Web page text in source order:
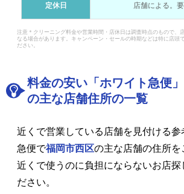
定休日 店舗による。要
注意＊クリーニング料金や営業時間・店休日は調査時点のもので、
なる場合があります。キャンペーン・セールの時期などは特に店頭
ださい。
料金の安い「ホワイト急便
の主な店舗住所の一覧
近くで営業している店舗を見付ける参
急便で福岡市西区の主な店舗の住所を
近くで使うのに負担にならないお店探
ださい。